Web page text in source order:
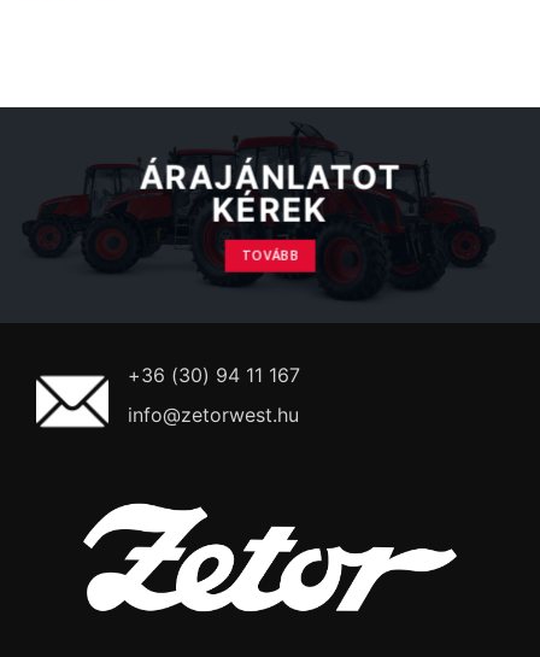
ÁRAJÁNLATOT
KÉREK
TOVÁBB
+36 (30) 94 11 167
info@zetorwest.hu